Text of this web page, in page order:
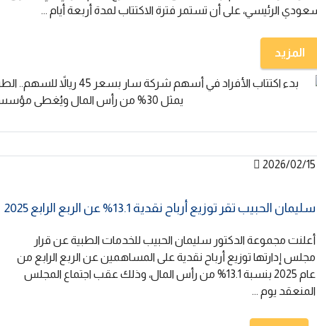
2026/02/15
سليمان الحبيب تقر توزيع أرباح نقدية 13.1% عن الربع الرابع 2025
أعلنت مجموعة الدكتور سليمان الحبيب للخدمات الطبية عن قرار
مجلس إدارتها توزيع أرباح نقدية على المساهمين عن الربع الرابع من
عام 2025 بنسبة 13.1% من رأس المال، وذلك عقب اجتماع المجلس
المنعقد يوم ...
الرئيسي، على أن تستمر فترة الاكتتاب لمدة أربعة أيام ...
المزيد